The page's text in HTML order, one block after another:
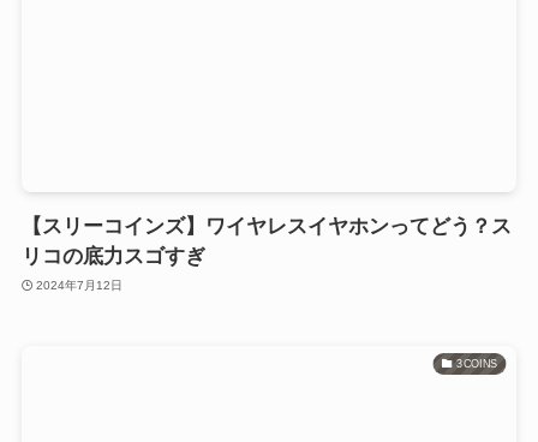
【スリーコインズ】ワイヤレスイヤホンってどう？ス
リコの底力スゴすぎ
2024年7月12日
3COINS